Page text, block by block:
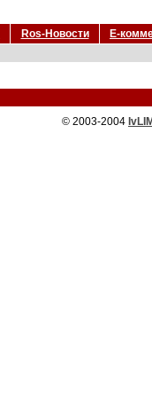
Ros-Новости
Е-
© 2003-2004